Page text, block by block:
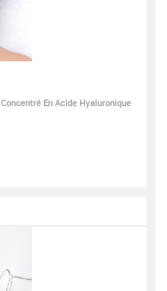
En Acide Hyaluronique